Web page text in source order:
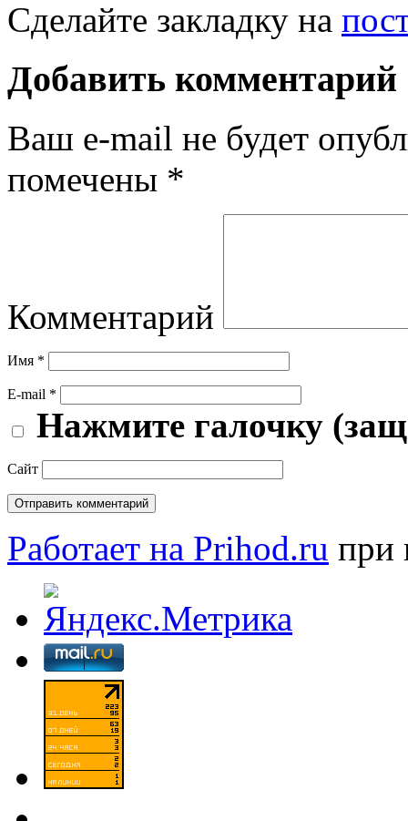
Сделайте закладку на
Добавить комментарий
Ваш e-mail не будет
помечены *
Комментарий
Имя *
E-mail *
Нажмите галочку
Сайт
Работает на Prihod.ru при